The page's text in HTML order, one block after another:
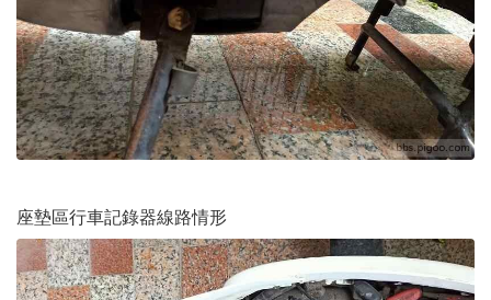
座墊區行車記錄器線路情形